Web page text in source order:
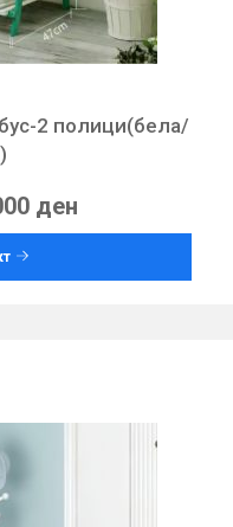
2 полици(бела/
ден